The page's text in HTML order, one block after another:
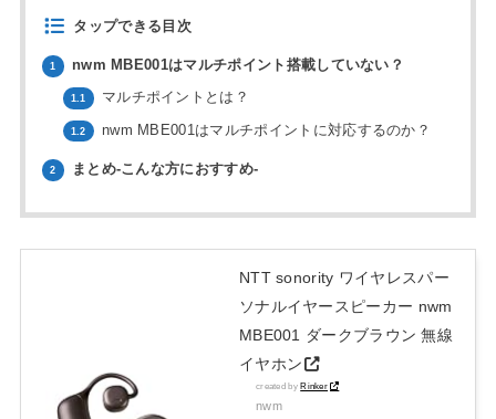
タップできる目次
1 nwm MBE001はマルチポイント搭載していない？
1.1 マルチポイントとは？
1.2 nwm MBE001はマルチポイントに対応するのか？
2 まとめ-こんな方におすすめ-
NTT sonority ワイヤレスパー
ソナルイヤースピーカー nwm
MBE001 ダークブラウン 無線
イヤホン
created byRinker
nwm